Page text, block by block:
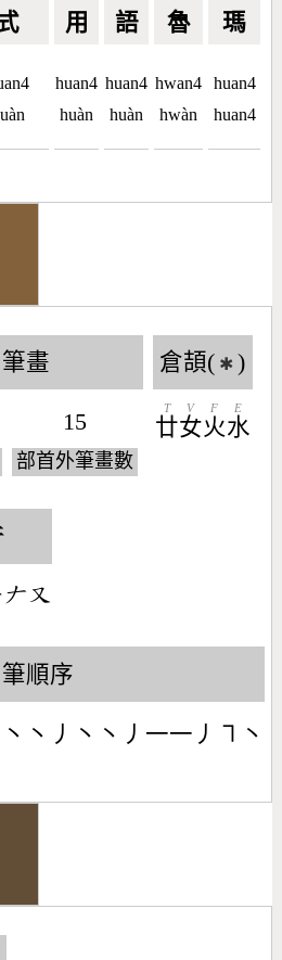
用 語 魯 瑪
huan4
huàn
huan4
huàn
hwan4
hwàn
huan4
huan4
筆畫
15
部首外筆畫數
倉頡( ✱ )
廿
T
女
V
火
F
水
E
筆順序
丶丿丶丶丿一一丿㇕丶